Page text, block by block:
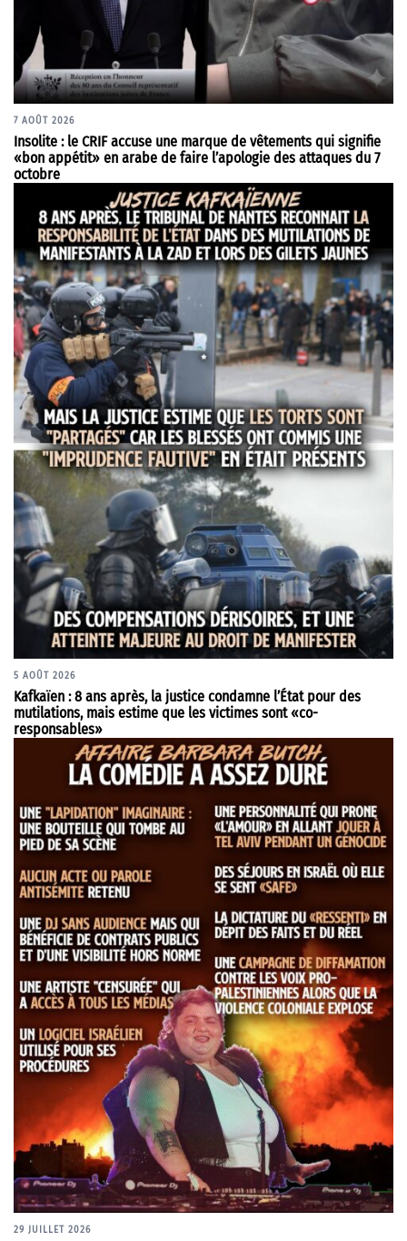
7 AOÛT 2026
Insolite : le CRIF accuse une marque de vêtements qui signifie
«bon appétit» en arabe de faire l’apologie des attaques du 7
octobre
5 AOÛT 2026
Kafkaïen : 8 ans après, la justice condamne l’État pour des
mutilations, mais estime que les victimes sont «co-
responsables»
29 JUILLET 2026